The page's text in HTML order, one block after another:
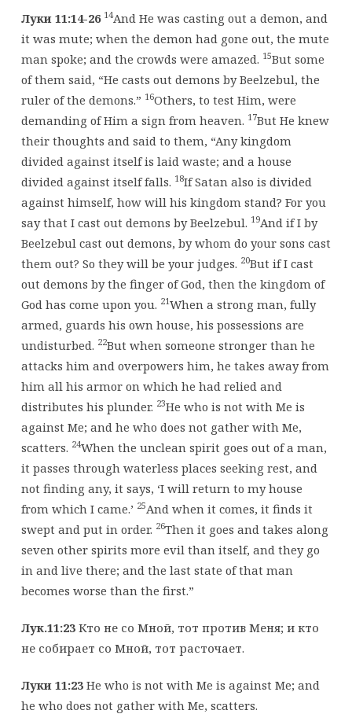
Луки 11:14-26 14And He was casting out a demon, and
it was mute; when the demon had gone out, the mute
man spoke; and the crowds were amazed. 15But some
of them said, “He casts out demons by Beelzebul, the
ruler of the demons.” 16Others, to test Him, were
demanding of Him a sign from heaven. 17But He knew
their thoughts and said to them, “Any kingdom
divided against itself is laid waste; and a house
divided against itself falls. 18If Satan also is divided
against himself, how will his kingdom stand? For you
say that I cast out demons by Beelzebul. 19And if I by
Beelzebul cast out demons, by whom do your sons cast
them out? So they will be your judges. 20But if I cast
out demons by the finger of God, then the kingdom of
God has come upon you. 21When a strong man, fully
armed, guards his own house, his possessions are
undisturbed. 22But when someone stronger than he
attacks him and overpowers him, he takes away from
him all his armor on which he had relied and
distributes his plunder. 23He who is not with Me is
against Me; and he who does not gather with Me,
scatters. 24When the unclean spirit goes out of a man,
it passes through waterless places seeking rest, and
not finding any, it says, ‘I will return to my house
from which I came.’ 25And when it comes, it finds it
swept and put in order. 26Then it goes and takes along
seven other spirits more evil than itself, and they go
in and live there; and the last state of that man
becomes worse than the first.”
Лук.11:23 Кто не со Мной, тот против Меня; и кто
не собирает со Мной, тот расточает.
Луки 11:23He who is not with Me is against Me; and
he who does not gather with Me, scatters.